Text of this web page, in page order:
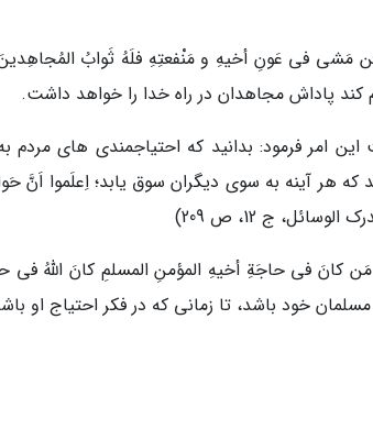
مَشى فی عَونِ أخیهِ و مَنْفعتِهِ فلَهُ ثَوابُ
کند پاداش مجاهدان در راه خدا را خواهد داشت.
این امر فرمود: بدانید که احتیاجمندی های
آینه به سوی دیگران سوق یابد؛ اِعلَموا اَنَّ
ج 12، ص 209)
مَن کانَ فی حاجَةِ أخیهِ المؤمنِ المسلمِ کانَ اللّهُ
مسلمان خود باشد، تا زمانى که در فکر احتیاج او